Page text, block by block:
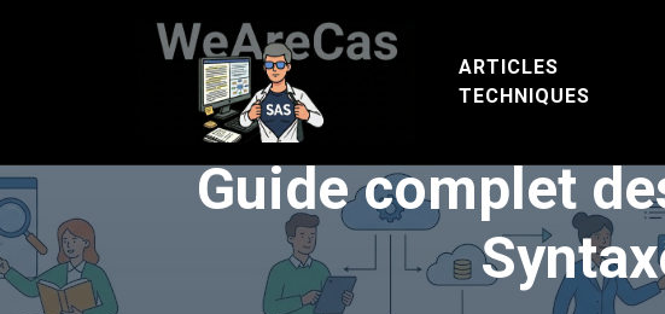
ARTICLES
TECHNIQUES
Guide complet